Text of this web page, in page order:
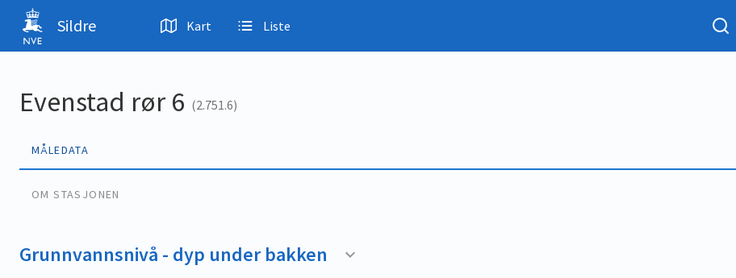
Hopp til hovedinnhold
Sildre Kart Liste
Evenstad rør 6 (2.751.6)
MÅLEDATA
OM STASJONEN
Grunnvannsnivå - dyp under bakken